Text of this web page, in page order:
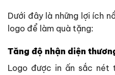
Dưới đây là những lợi ích
logo để làm quà tặng:
Tăng độ nhận diện
Logo được in ấn sắc nét